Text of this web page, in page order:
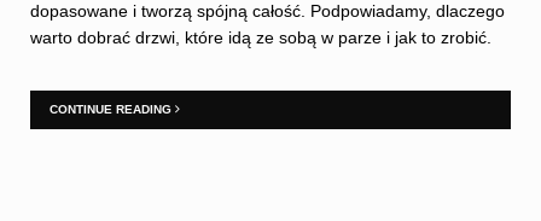
dopasowane i tworzą spójną całość. Podpowiadamy, dlaczego
warto dobrać drzwi, które idą ze sobą w parze i jak to zrobić.
CONTINUE READING